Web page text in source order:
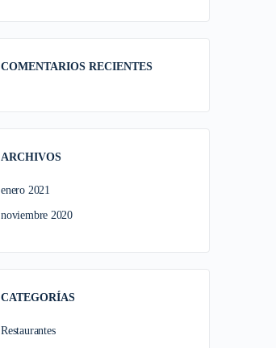
COMENTARIOS RECIENTES
ARCHIVOS
enero 2021
noviembre 2020
CATEGORÍAS
Restaurantes